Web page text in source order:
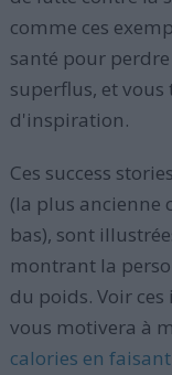
comme ces
santé pour
superflus, et vous
d'inspiration.
Ces success
(la plus ancienne
bas), sont
montrant la
du poids. Voir
vous motivera à
calories en